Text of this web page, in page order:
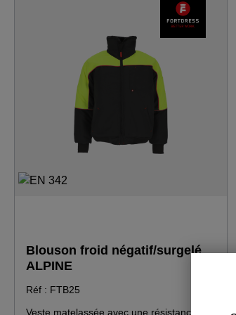
porte-fil pour microphone sur la poitrine
droite · poche sur le bras avec poche stylo
sur la gauche · poches latérales doublées
de polaire · deux grandes poches avant
supplémentaires au-dessus des poches
latérales · deux poches intérieures
fermées par des fermetures à glissière ·
protection pour une meilleure durabilité ·
fermeture éclair sous les aisselles pour la
élastique dans le dos à hauteur de taille ·
Blouson froid négatif/surgelé
ALPINE
Réf : FTB25
Veste matelassée avec une résistance